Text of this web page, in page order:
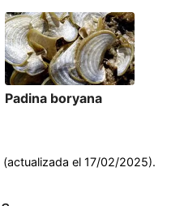
Padina boryana
el 17/02/2025).